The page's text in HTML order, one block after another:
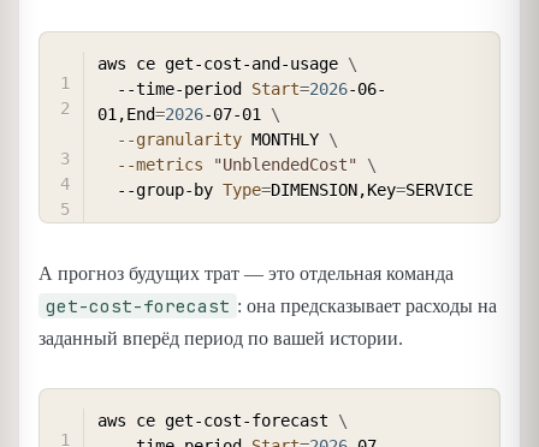
aws ce get-cost-and-usage \
  --time-period
Start=2026-06-
01,End=2026-07-01 \
--granularity MONTHLY \
--metrics
"UnblendedCost"
\
  --group-by
Type=DIMENSION,Key=
А прогноз будущих трат — это отдельная команда
get-cost-forecast : она предсказывает расходы на
заданный вперёд период по вашей истории.
aws ce get-cost-forecast \